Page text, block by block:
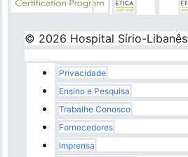
© 2026 Hospital Sírio-Libanês
Rodapé
Privacidade
Ensino e Pesquisa
Trabalhe Conosco
Fornecedores
Imprensa